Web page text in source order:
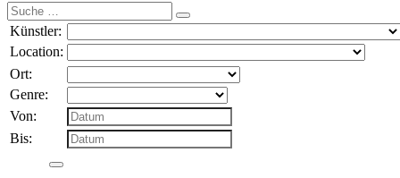
Suche
nach:
Künstler:
Location:
Ort:
Genre:
Von:
Bis: